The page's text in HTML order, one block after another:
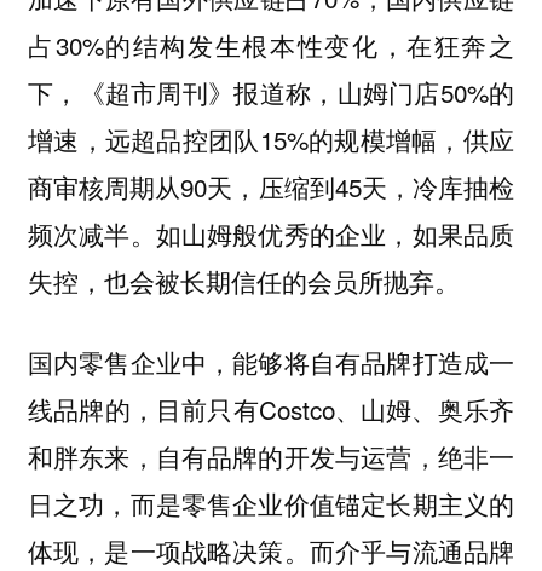
占30%的结构发生根本性变化，在狂奔之
下，《超市周刊》报道称，山姆门店50%的
增速，远超品控团队15%的规模增幅，供应
商审核周期从90天，压缩到45天，冷库抽检
频次减半。如山姆般优秀的企业，如果品质
失控，也会被长期信任的会员所抛弃。
国内零售企业中，能够将自有品牌打造成一
线品牌的，目前只有Costco、山姆、奥乐齐
和胖东来，自有品牌的开发与运营，绝非一
日之功，而是零售企业价值锚定长期主义的
体现，是一项战略决策。而介乎与流通品牌